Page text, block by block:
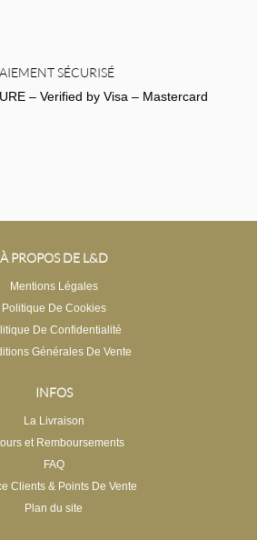
SÉCURISÉ
– Verified by Visa – Mastercard
À PROPOS DE L&D
Mentions Légales
Politique De Cookies
De Confidentialité
Générales De Vente
INFOS
La Livraison
et Remboursements
FAQ
Clients & Points De Vente
Plan du site